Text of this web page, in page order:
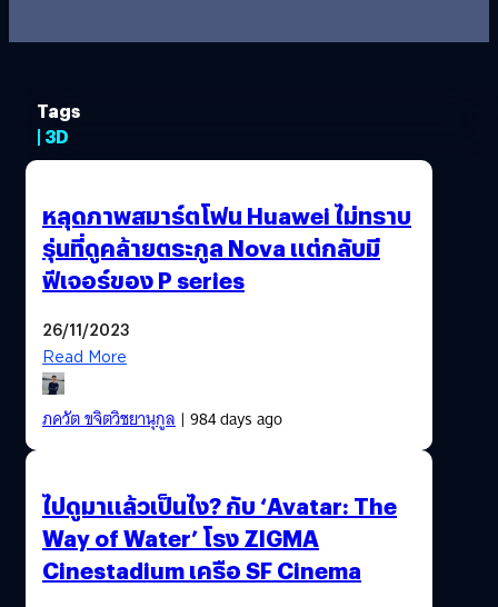
Tags
| 3D
หลุดภาพสมาร์ตโฟน Huawei ไม่ทราบ
รุ่นที่ดูคล้ายตระกูล Nova แต่กลับมี
ฟีเจอร์ของ P series
26/11/2023
Read More
ภควัต ขจิตวิชยานุกูล| 984 days ago
ไปดูมาแล้วเป็นไง? กับ ‘Avatar: The
Way of Water’ โรง ZIGMA
Cinestadium เครือ SF Cinema